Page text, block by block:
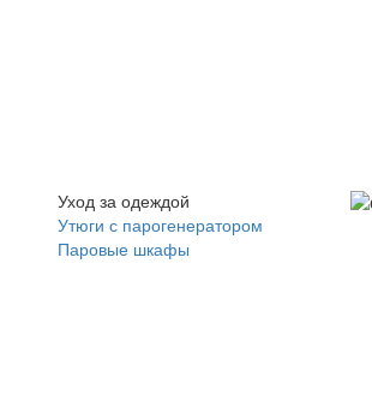
Уход за одеждой
Утюги с парогенератором
Паровые шкафы